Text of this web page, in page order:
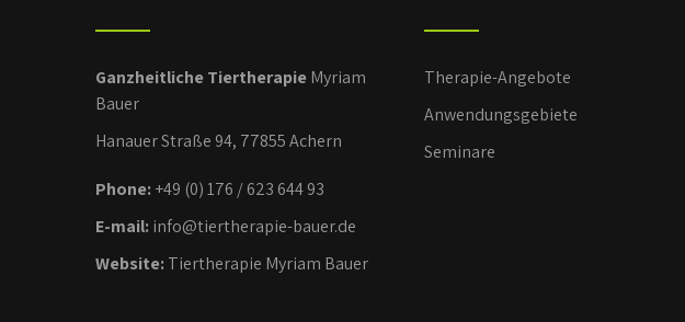
Ganzheitliche TiertherapieMyriam
Bauer
Hanauer Straße 94, 77855 Achern
Phone:+49 (0) 176 / 623 644 93
E-mail:info@tiertherapie-bauer.de
Website:Tiertherapie Myriam Bauer
Therapie-Angebote
Anwendungsgebiete
Seminare